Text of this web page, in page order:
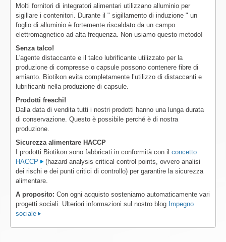
Molti fornitori di integratori alimentari utilizzano alluminio per
sigillare i contenitori. Durante il " sigillamento di induzione " un
foglio di alluminio è fortemente riscaldato da un campo
elettromagnetico ad alta frequenza. Non usiamo questo metodo!
Senza talco!
L'agente distaccante e il talco lubrificante utilizzato per la
produzione di compresse o capsule possono contenere fibre di
amianto. Biotikon evita completamente l’utilizzo di distaccanti e
lubrificanti nella produzione di capsule.
Prodotti freschi!
Dalla data di vendita tutti i nostri prodotti hanno una lunga durata
di conservazione. Questo è possibile perché è di nostra
produzione.
Sicurezza alimentare HACCP
I prodotti Biotikon sono fabbricati in conformità con il concetto
HACCP
(hazard analysis critical control points, ovvero analisi
dei rischi e dei punti critici di controllo) per garantire la sicurezza
alimentare.
A proposito: Con ogni acquisto sosteniamo automaticamente vari
progetti sociali. Ulteriori informazioni sul nostro blog Impegno
sociale